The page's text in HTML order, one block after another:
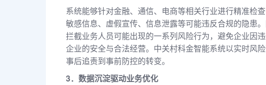
系统能够针对金融、通信、电商等相关行业进行精准检
敏感信息、虚假宣传、信息泄露等可能违反合规的隐患
拦截业务人员可能出现的一系列风险行为，避免企业因
企业的安全与合法经营。中关村科金智能系统以实时风
事后追责到事前防控的转变。
3．数据沉淀驱动业务优化